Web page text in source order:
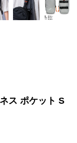
ス ポケット S